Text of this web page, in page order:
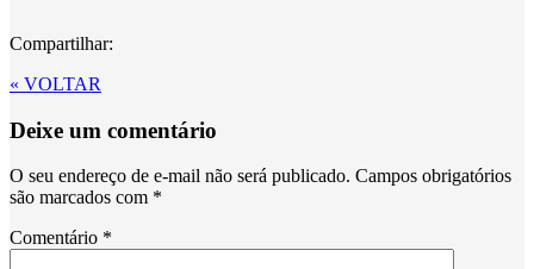
Compartilhar:
« VOLTAR
Deixe um comentário
O seu endereço de e-mail não será publicado. Campos obrigatórios
são marcados com *
Comentário *